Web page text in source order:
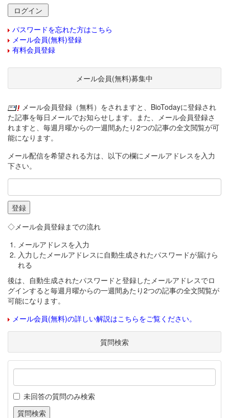
パスワードを忘れた方はこちら
メール会員(無料)登録
有料会員登録
メール会員(無料)募集中
メール会員登録（無料）をされますと、BioTodayに登録され
た記事を毎日メールでお知らせします。また、メール会員登録さ
れますと、毎週月曜からの一週間あたり2つの記事の全文閲覧が可
能になります。
メール配信を希望される方は、以下の欄にメールアドレスを入力
下さい。
◇メール会員登録までの流れ
メールアドレスを入力
入力したメールアドレスに自動生成されたパスワードが届けら
れる
後は、自動生成されたパスワードと登録したメールアドレスでロ
グインすると毎週月曜からの一週間あたり2つの記事の全文閲覧が
可能になります。
メール会員(無料)の詳しい解説はこちらをご覧ください。
質問検索
未回答の質問のみ検索